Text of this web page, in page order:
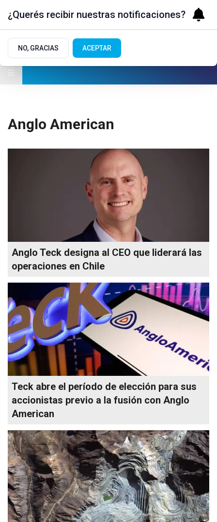
Anglo American
Anglo Teck designa al CEO que liderará las
operaciones en Chile
Teck abre el período de elección para sus
accionistas previo a la fusión con Anglo
American
¿Querés recibir nuestras notificaciones?
NO, GRACIAS ACEPTAR